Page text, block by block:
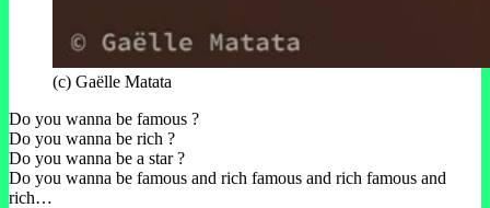
(c) Gaëlle Matata
Do you wanna be famous ?
Do you wanna be rich ?
Do you wanna be a star ?
Do you wanna be famous and rich famous and rich famous and
rich…